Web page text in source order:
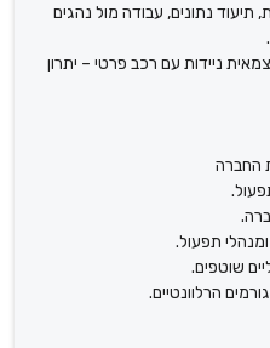
תיעוד נתונים, עבודה מול נהגים
ניידות עם רכב פרטי – יתרון
החברה
תפעול.
שוטפים.
הרלוונטיים.